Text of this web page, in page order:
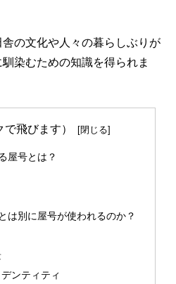
の文化や人々の暮らしぶりが
染むための知識を得られま
飛びます）
屋号とは？
は別に屋号が使われるのか？
ンティティ